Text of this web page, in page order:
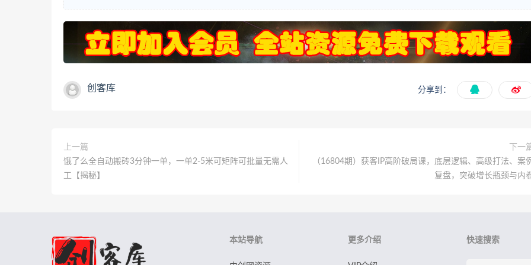
创客库 分享到：
上一篇
饿了么全自动搬砖3分钟一单，一单2-5米可矩阵可批量无需人
工【揭秘】
下一
（16804期）获客IP高阶破局课，底层逻辑、高级打法、案
复盘，突破增长瓶颈与内
本站导航 更多介绍 快速搜索